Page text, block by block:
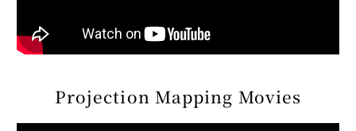
Projection Mapping Movies